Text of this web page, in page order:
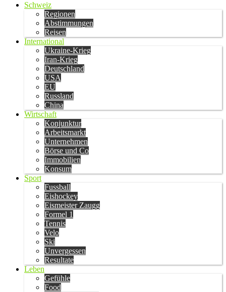
Schweiz
Regionen
Abstimmungen
Reisen
International
Ukraine-Krieg
Iran-Krieg
Deutschland
USA
EU
Russland
China
Wirtschaft
Konjunktur
Arbeitsmarkt
Unternehmen
Börse und Co
Immobilien
Konsum
Sport
Fussball
Eishockey
Eismeister Zaugg
Formel 1
Tennis
Velo
Ski
Unvergessen
Resultate
Leben
Gefühle
Food